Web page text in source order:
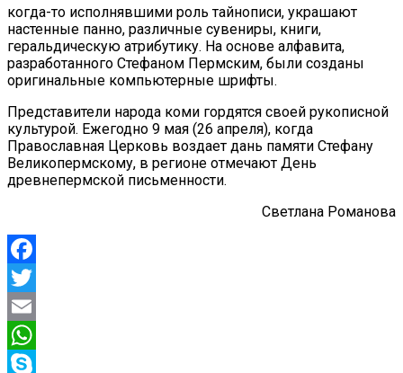
когда-то исполнявшими роль тайнописи, украшают
настенные панно, различные сувениры, книги,
геральдическую атрибутику. На основе алфавита,
разработанного Стефаном Пермским, были созданы
оригинальные компьютерные шрифты.
Представители народа коми гордятся своей рукописной
культурой. Ежегодно 9 мая (26 апреля), когда
Православная Церковь воздает дань памяти Стефану
Великопермскому, в регионе отмечают День
древнепермской письменности.
Светлана Романова
Facebook
Twitter
Email
WhatsApp